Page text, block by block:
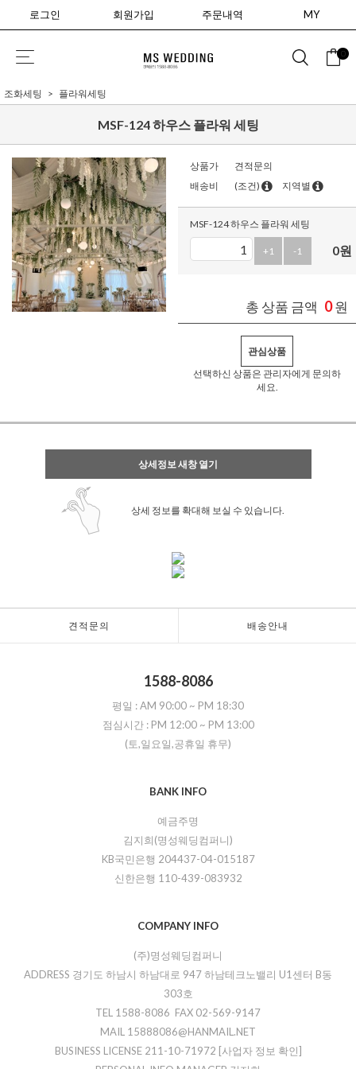
로그인 회원가입 주문내역 MY
0
조화세팅 플라워세팅
MSF-124 하우스 플라워 세팅
상품가
견적문의
배송비
(조건) 지역별
MSF-124 하우스 플라워 세팅
+1 -1 0원
총 상품 금액 0원
관심상품
선택하신 상품은 관리자에게 문의하
세요.
상세정보 새창 열기
상세 정보를 확대해 보실 수 있습니다.
견적문의 배송안내
1588-8086
평일 :AM 90:00 ~ PM 18:30
점심시간 : PM 12:00~ PM 13:00
(토,일요일,공휴일 휴무)
BANK INFO
예금주명
김지희(명성웨딩컴퍼니)
KB국민은행 204437-04-015187
신한은행 110-439-083932
COMPANY INFO
(주)명성웨딩컴퍼니
ADDRESS 경기도 하남시 하남대로 947 하남테크노밸리 U1센터 B동
303호
TEL 1588-8086 FAX 02-569-9147
MAIL 15888086@HANMAIL.NET
BUSINESS LICENSE 211-10-71972 [사업자 정보 확인]